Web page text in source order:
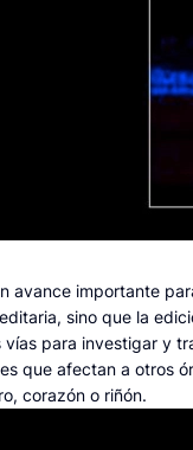
avance importante
sino que la
vías para investigar y
que afectan a otros
corazón o riñón.